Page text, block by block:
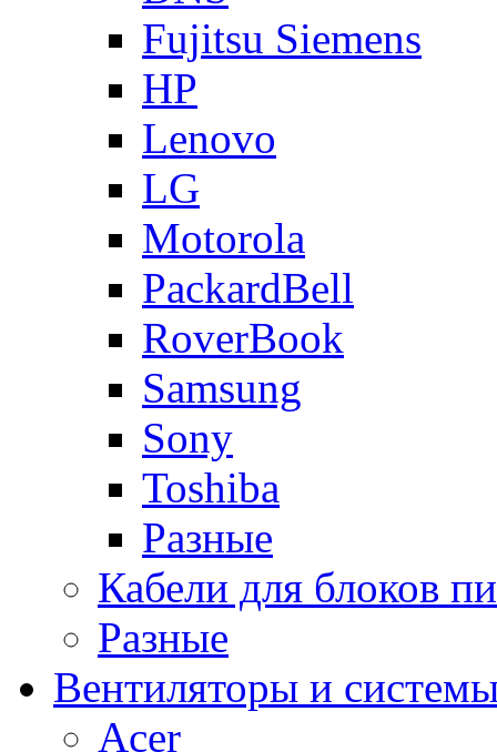
Fujitsu Siemens
HP
Lenovo
LG
Motorola
PackardBell
RoverBook
Samsung
Sony
Toshiba
Разные
Кабели для блоков
Разные
Вентиляторы и
Acer